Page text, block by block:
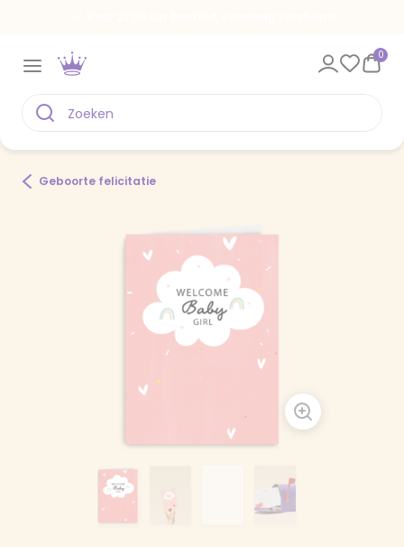
0
Geboorte felicitatie